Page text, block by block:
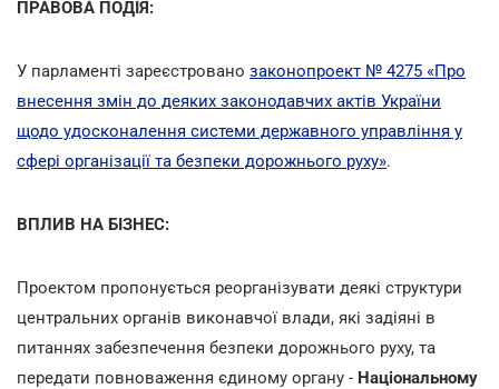
ПРАВОВА ПОДІЯ:
У парламенті зареєстровано законопроект № 4275 «Про
внесення змін до деяких законодавчих актів України
щодо удосконалення системи державного управління у
сфері організації та безпеки дорожнього руху».
ВПЛИВ НА БІЗНЕС:
Проектом пропонується реорганізувати деякі структури
центральних органів виконавчої влади, які задіяні в
питаннях забезпечення безпеки дорожнього руху, та
передати повноваження єдиному органу - Національному